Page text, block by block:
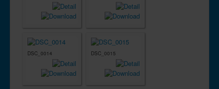
DSC_0014 DSC_0015